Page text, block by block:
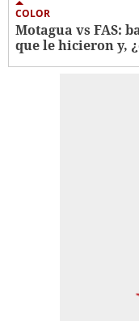
COLOR
Motagua vs FAS:
que le hicieron y,